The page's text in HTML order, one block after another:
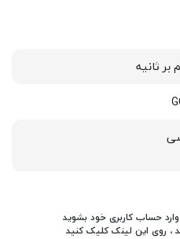
وارد حساب کاربری خود بشوید
، روی این لینک کلیک کنید